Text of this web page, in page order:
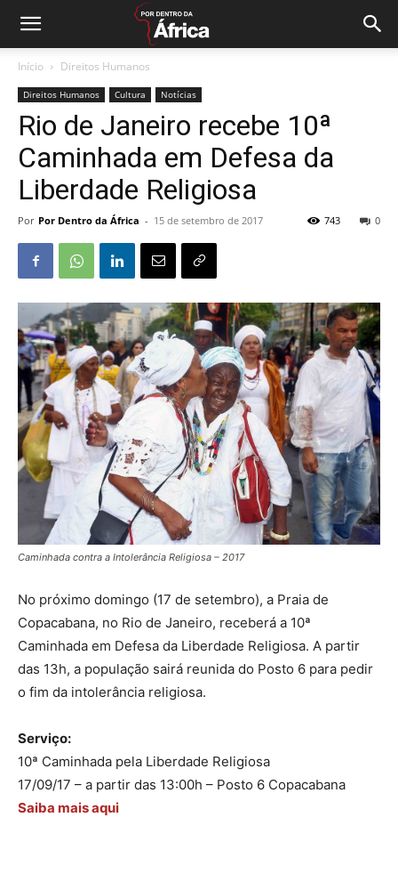
Início Direitos Humanos
Direitos Humanos Cultura Notícias
Rio de Janeiro recebe 10ª
Caminhada em Defesa da
Liberdade Religiosa
Por Por Dentro da África - 15 de setembro de 2017 0
743
Caminhada contra a Intolerância Religiosa – 2017
No próximo domingo (17 de setembro), a Praia de
Copacabana, no Rio de Janeiro, receberá a 10ª
Caminhada em Defesa da Liberdade Religiosa. A partir
das 13h, a população sairá reunida do Posto 6 para pedir
o fim da intolerância religiosa.
Serviço:
10ª Caminhada pela Liberdade Religiosa
17/09/17 – a partir das 13:00h – Posto 6 Copacabana
Saiba mais aqui